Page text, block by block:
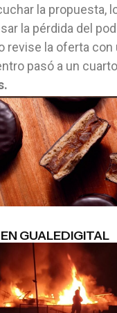
la propuesta,
la pérdida del
revise la oferta
pasó a un
GUALEDIGITAL